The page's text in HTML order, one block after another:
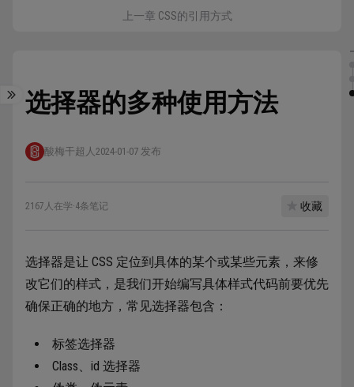
上一章 CSS的引用方式
选择器的多种使用方法
酸梅干超人 2024-01-07 发布
2167人在学·4条笔记 收藏
选择器是让 CSS 定位到具体的某个或某些元素，来修
改它们的样式，是我们开始编写具体样式代码前要优先
确保正确的地方，常见选择器包含：
标签选择器
Class、id 选择器